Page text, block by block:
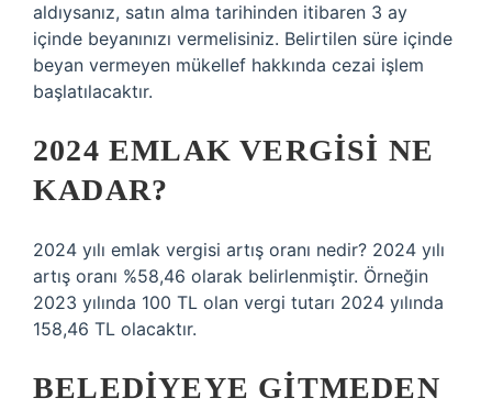
aldıysanız, satın alma tarihinden itibaren 3 ay
içinde beyanınızı vermelisiniz. Belirtilen süre içinde
beyan vermeyen mükellef hakkında cezai işlem
başlatılacaktır.
2024 EMLAK VERGISI NE
KADAR?
2024 yılı emlak vergisi artış oranı nedir? 2024 yılı
artış oranı %58,46 olarak belirlenmiştir. Örneğin
2023 yılında 100 TL olan vergi tutarı 2024 yılında
158,46 TL olacaktır.
BELEDIYEYE GITMEDEN